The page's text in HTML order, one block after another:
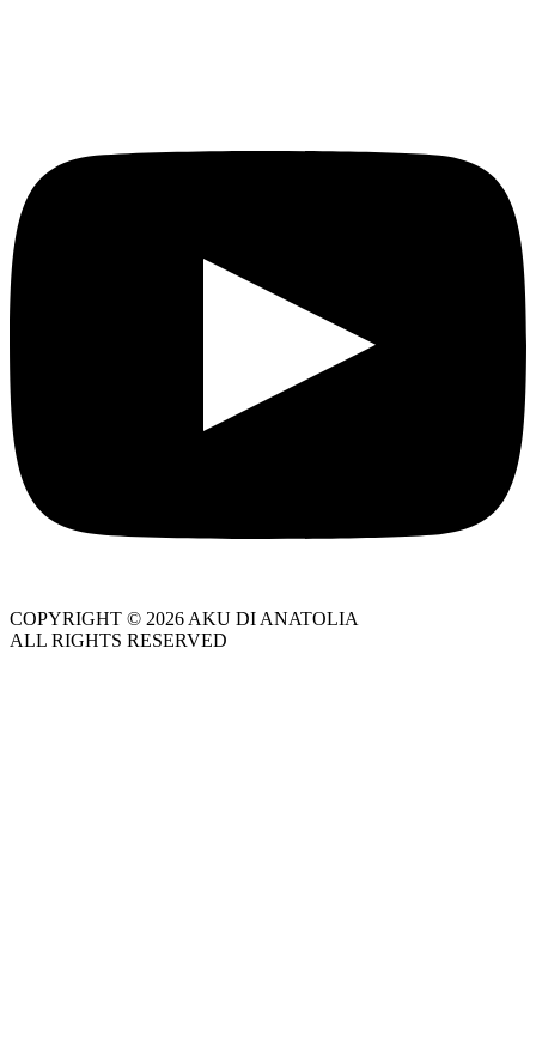
COPYRIGHT © 2026 AKU DI ANATOLIA
ALL RIGHTS RESERVED